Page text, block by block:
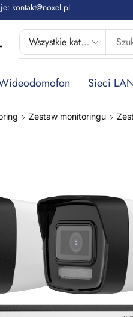
kontakt@noxel.pl
Sieci
Zestaw monitoringu